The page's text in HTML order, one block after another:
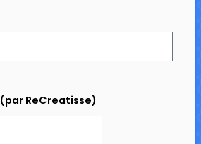
(par ReCreatisse)